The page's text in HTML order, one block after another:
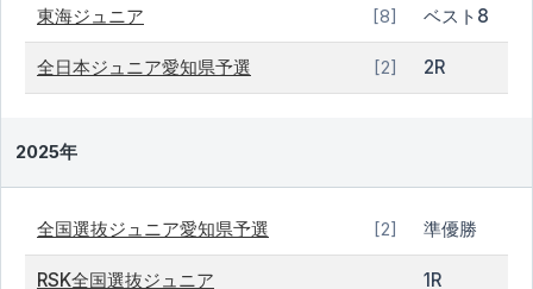
東海ジュニア [8] ベスト8
全日本ジュニア愛知県予選 [2] 2R
2025年
全国選抜ジュニア愛知県予選 [2] 準優勝
RSK全国選抜ジュニア 1R